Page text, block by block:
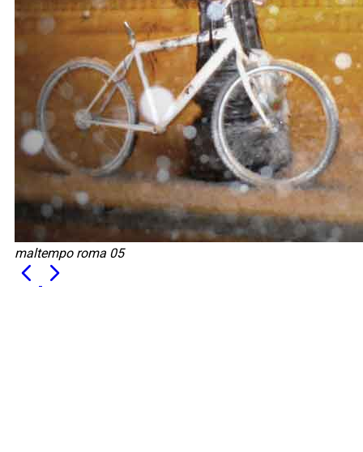
maltempo roma 05